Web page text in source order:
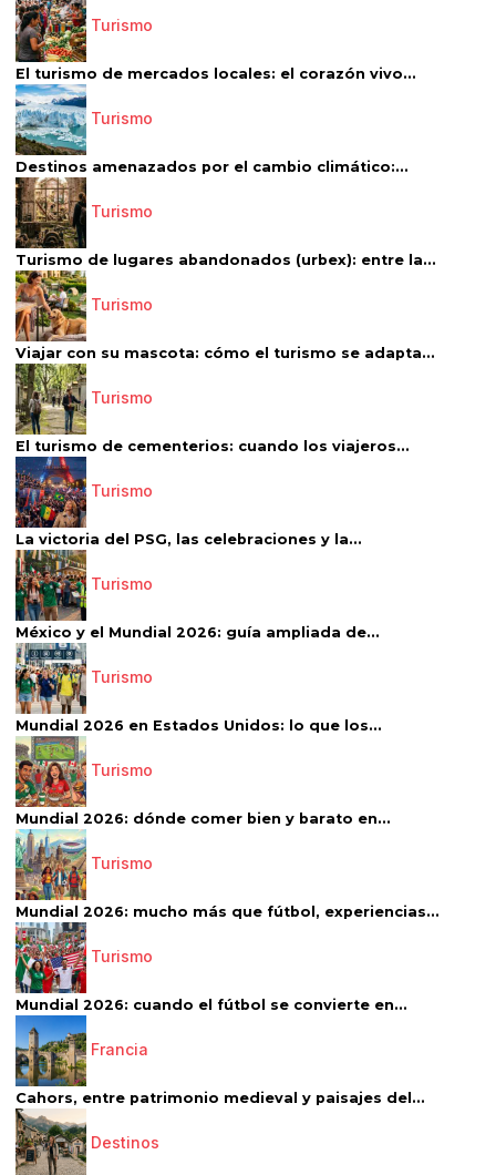
Turismo
El turismo de mercados locales: el corazón vivo...
Turismo
Destinos amenazados por el cambio climático:...
Turismo
Turismo de lugares abandonados (urbex): entre la...
Turismo
Viajar con su mascota: cómo el turismo se adapta...
Turismo
El turismo de cementerios: cuando los viajeros...
Turismo
La victoria del PSG, las celebraciones y la...
Turismo
México y el Mundial 2026: guía ampliada de...
Turismo
Mundial 2026 en Estados Unidos: lo que los...
Turismo
Mundial 2026: dónde comer bien y barato en...
Turismo
Mundial 2026: mucho más que fútbol, experiencias...
Turismo
Mundial 2026: cuando el fútbol se convierte en...
Francia
Cahors, entre patrimonio medieval y paisajes del...
Destinos